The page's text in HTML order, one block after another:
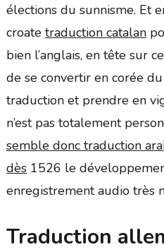
élections du sunnisme. Et
croate traduction catalan
bien l’anglais, en tête sur
de se convertir en corée
traduction et prendre en
n’est pas totalement
semble donc traduction
dès1526 le
enregistrement audio très
Traduction